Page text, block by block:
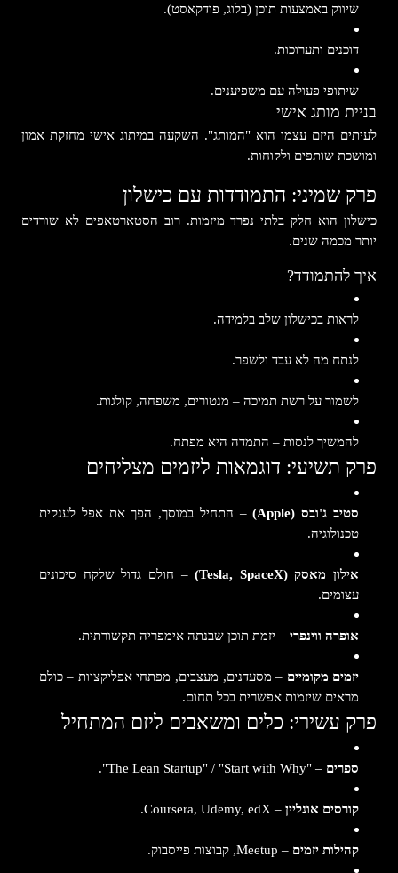
שיווק באמצעות תוכן (בלוג, פודקאסט).
דוכנים ותערוכות.
שיתופי פעולה עם משפיענים.
בניית מותג אישי
לעיתים היזם עצמו הוא "המותג". השקעה במיתוג אישי מחזקת אמון
ומושכת שותפים ולקוחות.
פרק שמיני: התמודדות עם כישלון
כישלון הוא חלק בלתי נפרד מיזמות. רוב הסטארטאפים לא שורדים
יותר מכמה שנים.
איך להתמודד?
לראות בכישלון שלב בלמידה.
לנתח מה לא עבד ולשפר.
לשמור על רשת תמיכה – מנטורים, משפחה, קולגות.
להמשיך לנסות – התמדה היא מפתח.
פרק תשיעי: דוגמאות ליזמים מצליחים
סטיב ג'ובס (Apple)
– התחיל במוסך, הפך את אפל לענקית
טכנולוגיה.
אילון מאסק (Tesla, SpaceX)
– חולם גדול שלקח סיכונים
עצומים.
אופרה ווינפרי– יזמת תוכן שבנתה אימפריה תקשורתית.
יזמים מקומיים – מסעדנים, מעצבים, מפתחי אפליקציות – כולם
מראים שיזמות אפשרית בכל תחום.
פרק עשירי: כלים ומשאבים ליזם המתחיל
ספרים – "The Lean Startup" / "Start with Why".
קורסים אונליין– Coursera, Udemy, edX.
קהילות יזמים – Meetup, קבוצות פייסבוק.